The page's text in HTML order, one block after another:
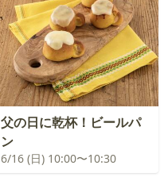
父の日に乾杯！ビールパ
ン
6/16 (日) 10:00〜10:30